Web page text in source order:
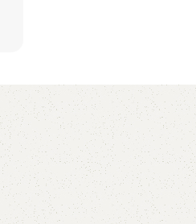
PK
SPZ